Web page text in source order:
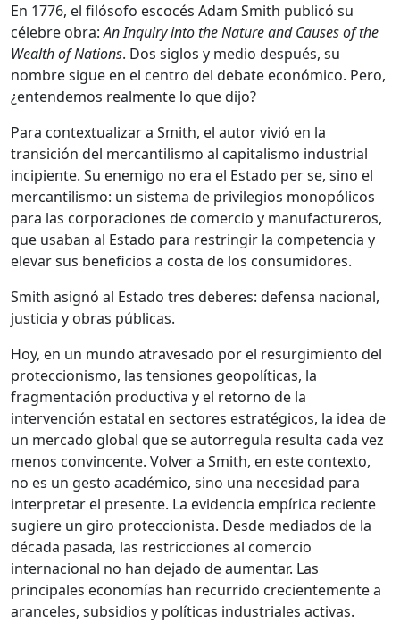
En 1776, el filósofo escocés Adam Smith publicó su
célebre obra:An Inquiry into the Nature and Causes of the
Wealth of Nations. Dos siglos y medio después, su
nombre sigue en el centro del debate económico. Pero,
¿entendemos realmente lo que dijo?
Para contextualizar a Smith, el autor vivió en la
transición del mercantilismo al capitalismo industrial
incipiente. Su enemigo no era el Estado per se, sino el
mercantilismo: un sistema de privilegios monopólicos
para las corporaciones de comercio y manufactureros,
que usaban al Estado para restringir la competencia y
elevar sus beneficios a costa de los consumidores.
Smith asignó al Estado tres deberes: defensa nacional,
justicia y obras públicas.
Hoy, en un mundo atravesado por el resurgimiento del
proteccionismo, las tensiones geopolíticas, la
fragmentación productiva y el retorno de la
intervención estatal en sectores estratégicos, la idea de
un mercado global que se autorregula resulta cada vez
menos convincente. Volver a Smith, en este contexto,
no es un gesto académico, sino una necesidad para
interpretar el presente. La evidencia empírica reciente
sugiere un giro proteccionista. Desde mediados de la
década pasada, las restricciones al comercio
internacional no han dejado de aumentar. Las
principales economías han recurrido crecientemente a
aranceles, subsidios y políticas industriales activas.